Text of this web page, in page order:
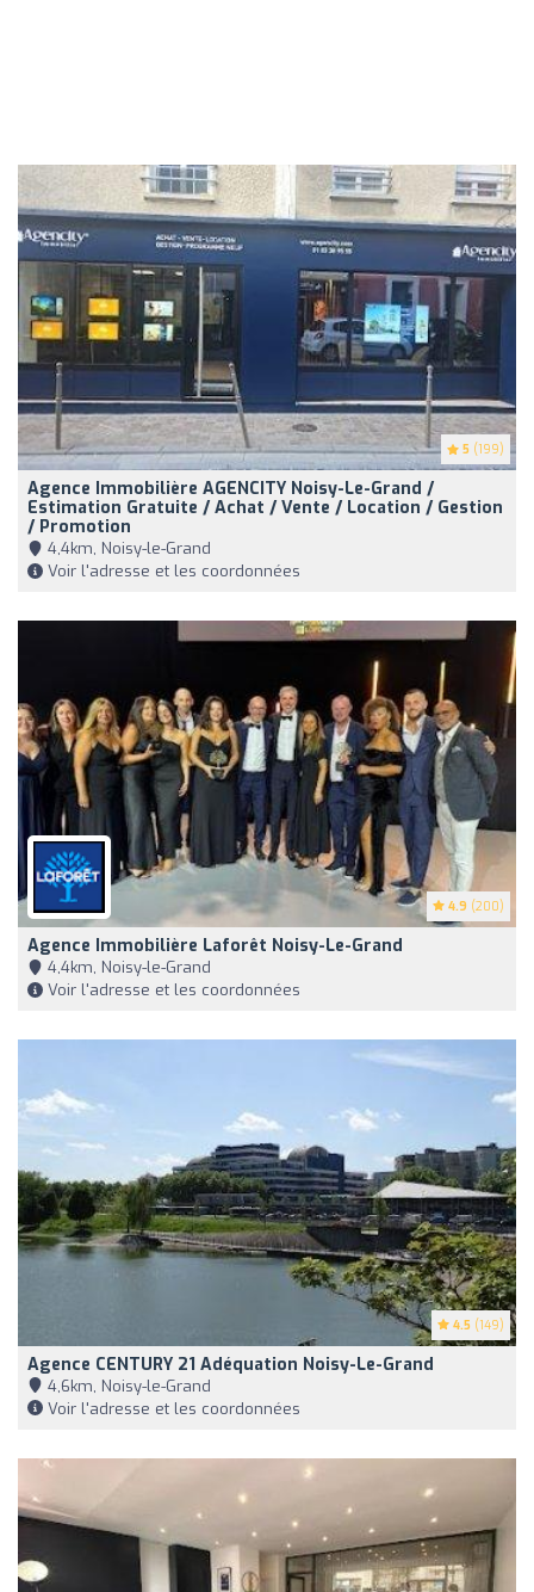
5 (199)
Agence Immobilière AGENCITY Noisy-Le-Grand /
Estimation Gratuite / Achat / Vente / Location / Gestion
/ Promotion
4,4km, Noisy-le-Grand
Voir l'adresse et les coordonnées
4.9 (200)
Agence Immobilière Laforêt Noisy-Le-Grand
4,4km, Noisy-le-Grand
Voir l'adresse et les coordonnées
4.5 (149)
Agence CENTURY 21 Adéquation Noisy-Le-Grand
4,6km, Noisy-le-Grand
Voir l'adresse et les coordonnées